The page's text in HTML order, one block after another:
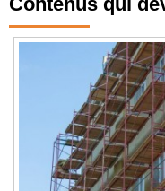
Contenus qui